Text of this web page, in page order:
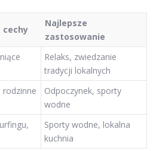
cechy
Najlepsze
zastosowanie
Relaks, zwiedzanie
tradycji lokalnych
rodzinne
Odpoczynek, sporty
wodne
Sporty wodne, lokalna
kuchnia